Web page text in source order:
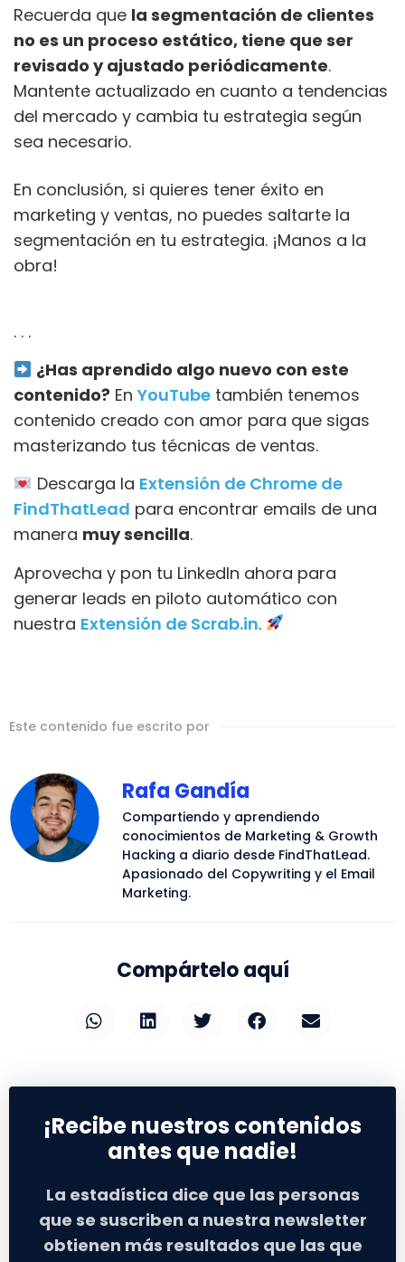
Recuerda que la segmentación de clientes
no es un proceso estático, tiene que ser
revisado y ajustado periódicamente.
Mantente actualizado en cuanto a tendencias
del mercado y cambia tu estrategia según
sea necesario.
En conclusión, si quieres tener éxito en
marketing y ventas, no puedes saltarte la
segmentación en tu estrategia. ¡Manos a la
obra!
. . .
¿Has aprendido algo nuevo con este
contenido? En YouTube también tenemos
contenido creado con amor para que sigas
masterizando tus técnicas de ventas.
Descarga la Extensión de Chrome de
FindThatLead para encontrar emails de una
manera muy sencilla.
Aprovecha y pon tu LinkedIn ahora para
generar leads en piloto automático con
nuestra Extensión de Scrab.in.
Este contenido fue escrito por
Rafa Gandía
Compartiendo y aprendiendo
conocimientos de Marketing & Growth
Hacking a diario desde FindThatLead.
Apasionado del Copywriting y el Email
Marketing.
Compártelo aquí
¡Recibe nuestros contenidos
antes que nadie!
La estadística dice que las personas
que se suscriben a nuestra newsletter
obtienen más resultados que las que